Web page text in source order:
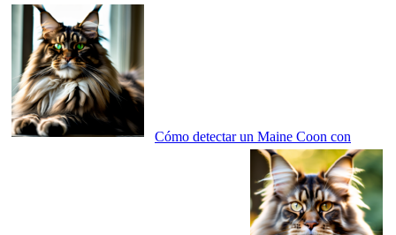
Cómo detectar un Maine Coon con